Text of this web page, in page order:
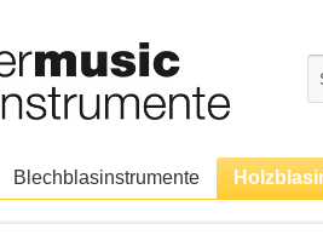
Blechblasinstrumente